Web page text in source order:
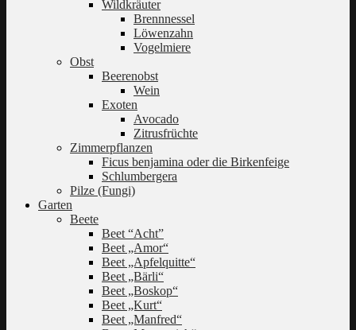
Wildkräuter
Brennnessel
Löwenzahn
Vogelmiere
Obst
Beerenobst
Wein
Exoten
Avocado
Zitrusfrüchte
Zimmerpflanzen
Ficus benjamina oder die Birkenfeige
Schlumbergera
Pilze (Fungi)
Garten
Beete
Beet “Acht”
Beet „Amor“
Beet „Apfelquitte“
Beet „Bärli“
Beet „Boskop“
Beet „Kurt“
Beet „Manfred“